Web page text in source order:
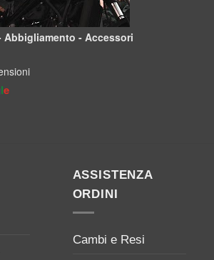
Abbigliamento - Accessori
le
ASSISTENZA
ORDINI
Cambi e Resi